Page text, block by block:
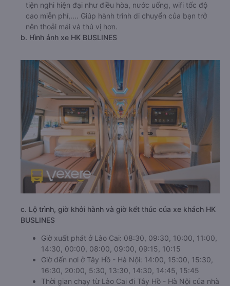
tiện nghi hiện đại như điều hòa, nước uống, wifi tốc độ
cao miễn phí,.... Giúp hành trình di chuyển của bạn trở
nên thoải mái và thú vị hơn.
b. Hình ảnh xe HK BUSLINES
c. Lộ trình, giờ khởi hành và giờ kết thúc của xe khách HK
BUSLINES
Giờ xuất phát ở Lào Cai: 08:30, 09:30, 10:00, 11:00,
14:30, 00:00, 08:00, 09:00, 09:15, 10:15
Giờ đến nơi ở Tây Hồ - Hà Nội: 14:00, 15:00, 15:30,
16:30, 20:00, 5:30, 13:30, 14:30, 14:45, 15:45
Thời gian chạy từ Lào Cai đi Tây Hồ - Hà Nội của nhà